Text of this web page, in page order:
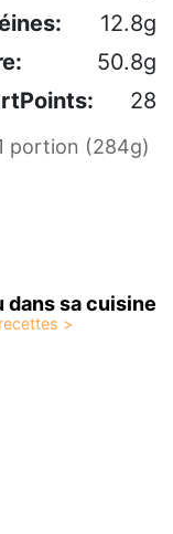
12.8g
50.8g
28
portion (284g)
dans sa cuisine